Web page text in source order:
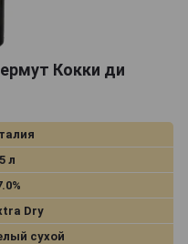
Кокки ди
л
Dry
сухой